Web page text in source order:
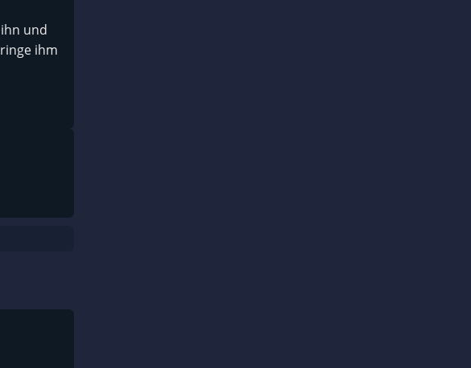
und
ihm